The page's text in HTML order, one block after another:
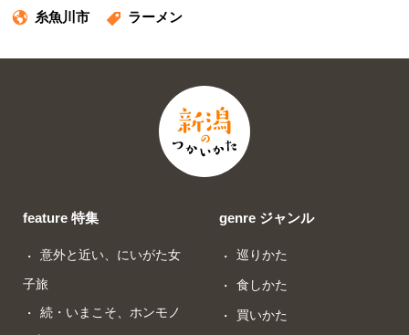
糸魚川市 ラーメン
feature 特集
意外と近い、にいがた女
子旅
続・いまこそ、ホンモノ
genre ジャンル
巡りかた
食しかた
買いかた